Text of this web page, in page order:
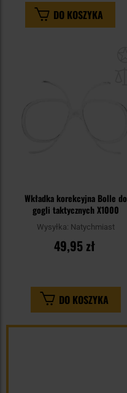
DO KOSZYKA
Wkładka korekcyjna Bolle do
gogli taktycznych X1000
Wysyłka: Natychmiast
49,95 zł
DO KOSZYKA